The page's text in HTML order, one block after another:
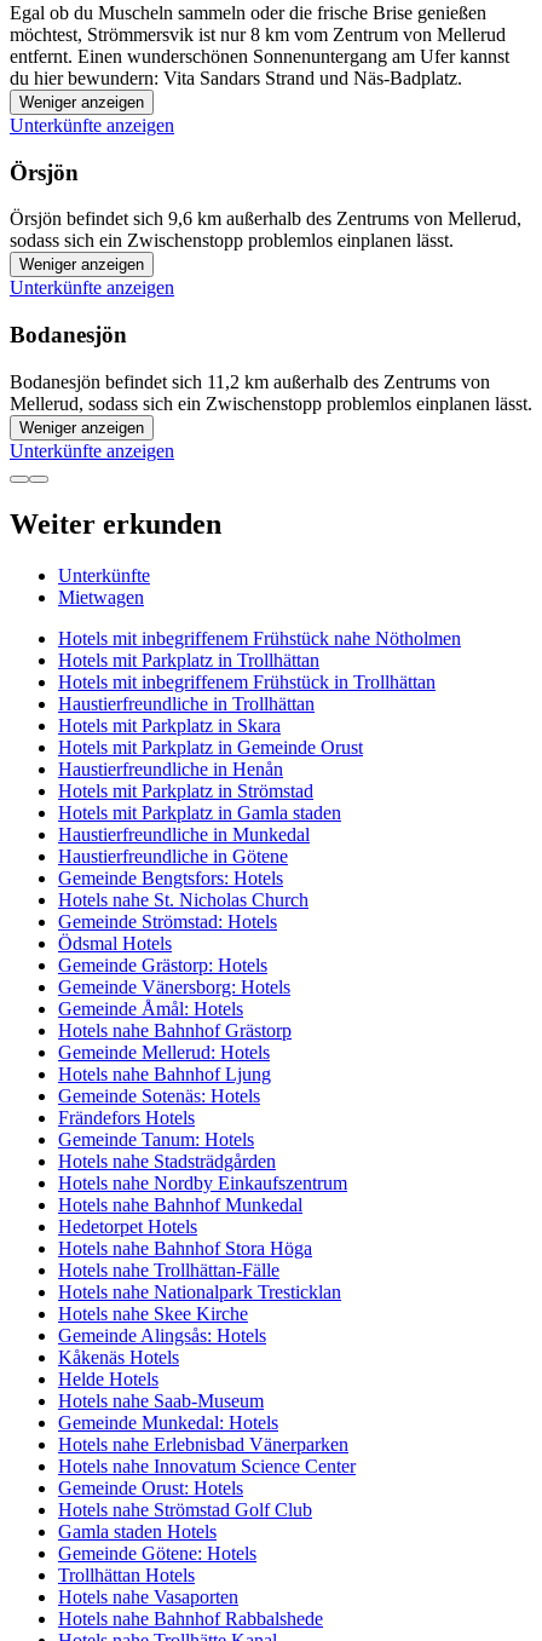
Egal ob du Muscheln sammeln oder die frische Brise genießen
möchtest, Strömmersvik ist nur 8 km vom Zentrum von Mellerud
entfernt. Einen wunderschönen Sonnenuntergang am Ufer kannst
du hier bewundern: Vita Sandars Strand und Näs-Badplatz.
Weniger anzeigen
Unterkünfte anzeigen
Örsjön
Örsjön befindet sich 9,6 km außerhalb des Zentrums von Mellerud,
sodass sich ein Zwischenstopp problemlos einplanen lässt.
Weniger anzeigen
Unterkünfte anzeigen
Bodanesjön
Bodanesjön befindet sich 11,2 km außerhalb des Zentrums von
Mellerud, sodass sich ein Zwischenstopp problemlos einplanen lässt.
Weniger anzeigen
Unterkünfte anzeigen
Weiter erkunden
Unterkünfte
Mietwagen
Hotels mit inbegriffenem Frühstück nahe Nötholmen
Hotels mit Parkplatz in Trollhättan
Hotels mit inbegriffenem Frühstück in Trollhättan
Haustierfreundliche in Trollhättan
Hotels mit Parkplatz in Skara
Hotels mit Parkplatz in Gemeinde Orust
Haustierfreundliche in Henån
Hotels mit Parkplatz in Strömstad
Hotels mit Parkplatz in Gamla staden
Haustierfreundliche in Munkedal
Haustierfreundliche in Götene
Gemeinde Bengtsfors: Hotels
Hotels nahe St. Nicholas Church
Gemeinde Strömstad: Hotels
Ödsmal Hotels
Gemeinde Grästorp: Hotels
Gemeinde Vänersborg: Hotels
Gemeinde Åmål: Hotels
Hotels nahe Bahnhof Grästorp
Gemeinde Mellerud: Hotels
Hotels nahe Bahnhof Ljung
Gemeinde Sotenäs: Hotels
Frändefors Hotels
Gemeinde Tanum: Hotels
Hotels nahe Stadsträdgården
Hotels nahe Nordby Einkaufszentrum
Hotels nahe Bahnhof Munkedal
Hedetorpet Hotels
Hotels nahe Bahnhof Stora Höga
Hotels nahe Trollhättan-Fälle
Hotels nahe Nationalpark Tresticklan
Hotels nahe Skee Kirche
Gemeinde Alingsås: Hotels
Kåkenäs Hotels
Helde Hotels
Hotels nahe Saab-Museum
Gemeinde Munkedal: Hotels
Hotels nahe Erlebnisbad Vänerparken
Hotels nahe Innovatum Science Center
Gemeinde Orust: Hotels
Hotels nahe Strömstad Golf Club
Gamla staden Hotels
Gemeinde Götene: Hotels
Trollhättan Hotels
Hotels nahe Vasaporten
Hotels nahe Bahnhof Rabbalshede